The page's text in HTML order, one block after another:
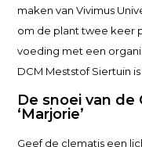
maken van Vivimus
om de plant twee keer
voeding met een
DCM Meststof Siertuin
De snoei van
‘Marjorie’
Geef de clematis een